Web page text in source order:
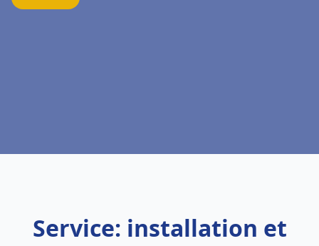
Service: installation et